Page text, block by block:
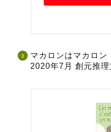
マカロンはマカロ
2020年7月 創元推理